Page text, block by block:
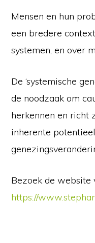
Mensen en hun
een bredere
systemen, en over
De ‘systemische
de noodzaak om
herkennen en richt
inherente
Bezoek de website
https://